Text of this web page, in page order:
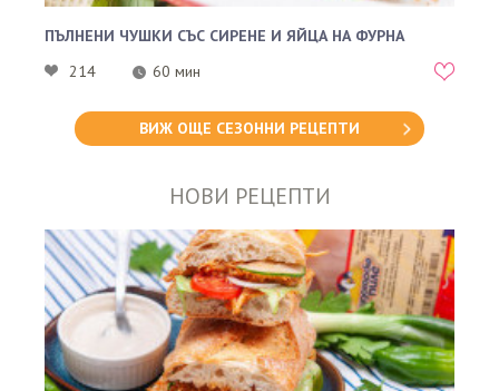
ПЪЛНЕНИ ЧУШКИ СЪС СИРЕНЕ И ЯЙЦА НА ФУРНА
214
60 мин
ВИЖ ОЩЕ СЕЗОННИ РЕЦЕПТИ
НОВИ РЕЦЕПТИ